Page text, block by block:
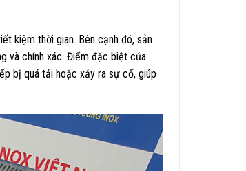
kiệm thời gian. Bên cạnh đó, sản
và chính xác. Điểm đặc biệt của
bị quá tải hoặc xảy ra sự cố, giúp